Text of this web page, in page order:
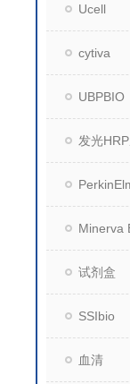
Ucell
cytiva
UBPBIO
发光
Minerva
试剂盒
SSIbio
血清